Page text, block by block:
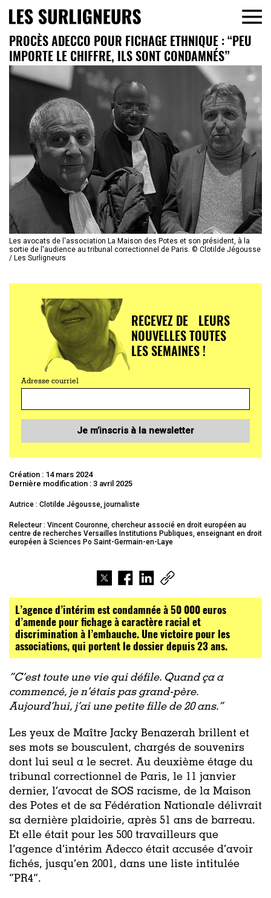
PROCÈS ADECCO POUR FICHAGE ETHNIQUE : “PEU
IMPORTE LE CHIFFRE, ILS SONT CONDAMNÉS”
Les avocats de l'association La Maison des Potes et son président, à la
sortie de l'audience au tribunal correctionnel de Paris. © Clotilde Jégousse
/ Les Surligneurs
RECEVEZ DE LEURS
NOUVELLES TOUTES
LES SEMAINES !
Adresse courriel
Je m’inscris à la newsletter
Création : 14 mars 2024
Dernière modification : 3 avril 2025
Autrice : Clotilde Jégousse, journaliste
Relecteur : Vincent Couronne, chercheur associé en droit européen au
centre de recherches Versailles Institutions Publiques, enseignant en droit
européen à Sciences Po Saint-Germain-en-Laye
L’agence d’intérim est condamnée à 50 000 euros
d’amende pour fichage à caractère racial et
discrimination à l’embauche. Une victoire pour les
associations, qui portent le dossier depuis 23 ans.
“C’est toute une vie qui défile. Quand ça a
commencé, je n’étais pas grand-père.
Aujourd’hui, j’ai une petite fille de 20 ans.”
Les yeux de Maître Jacky Benazerah brillent et
ses mots se bousculent, chargés de souvenirs
dont lui seul a le secret. Au deuxième étage du
tribunal correctionnel de Paris, le 11 janvier
dernier, l’avocat de SOS racisme, de la Maison
des Potes et de sa Fédération Nationale délivrait
sa dernière plaidoirie, après 51 ans de barreau.
Et elle était pour les 500 travailleurs que
l’agence d’intérim Adecco était accusée d’avoir
fichés, jusqu’en 2001, dans une liste intitulée
“PR4”.